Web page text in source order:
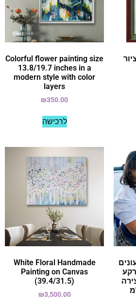
Colorful flower painting size
13.8/19.7 inches in a
modern style with color
layers
₪350.00
לרכישה
White Floral Handmade
Painting on Canvas
(39.4/31.5)
₪3,500.00